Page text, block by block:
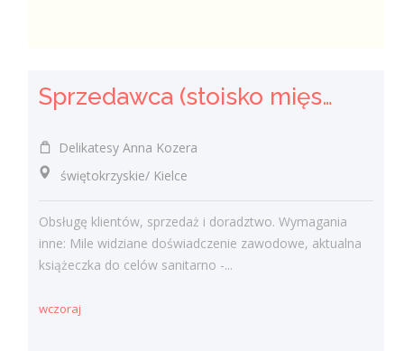
Sprzedawca (stoisko mięsno- wędliniarskie) (k/m)
Delikatesy Anna Kozera
świętokrzyskie/ Kielce
Obsługę klientów, sprzedaż i doradztwo. Wymagania
inne: Mile widziane doświadczenie zawodowe, aktualna
książeczka do celów sanitarno -...
wczoraj